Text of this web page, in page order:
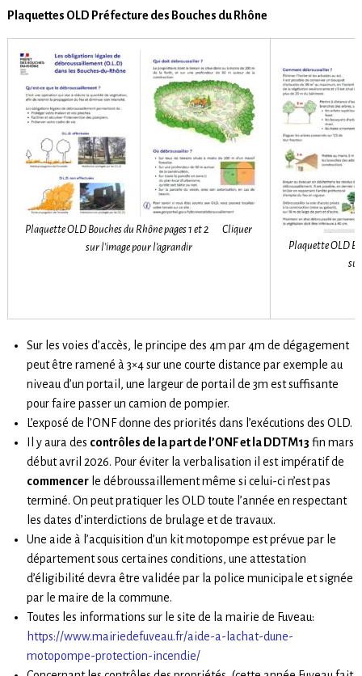
Plaquettes OLD Préfecture des Bouches du Rhône
Plaquette OLD Bouches du Rhône pages 1 et 2 Cliquer
sur l’image pour l’agrandir
Plaquette OLD
Sur les voies d’accès, le principe des 4m par 4m de dégagement
peut être ramené à 3×4 sur une courte distance par exemple au
niveau d’un portail, une largeur de portail de 3m est suffisante
pour faire passer un camion de pompier.
L’exposé de l’ONF donne des priorités dans l’exécutions des OLD.
Il y aura des contrôles de la part de l’ONF et la DDTM13 fin mars
début avril 2026. Pour éviter la verbalisation il est impératif de
commencerle débroussaillement même si celui-ci n’est pas
terminé. On peut pratiquer les OLD toute l’année en respectant
les dates d’interdictions de brulage et de travaux.
Une aide à l’acquisition d’un kit motopompe est prévue par le
département sous certaines conditions, une attestation
d’éligibilité devra être validée par la police municipale et signée
par le maire de la commune.
Toutes les informations sur le site de la mairie de Fuveau:
https://www.mairiedefuveau.fr/aide-a-lachat-dune-
motopompe-protection-incendie/